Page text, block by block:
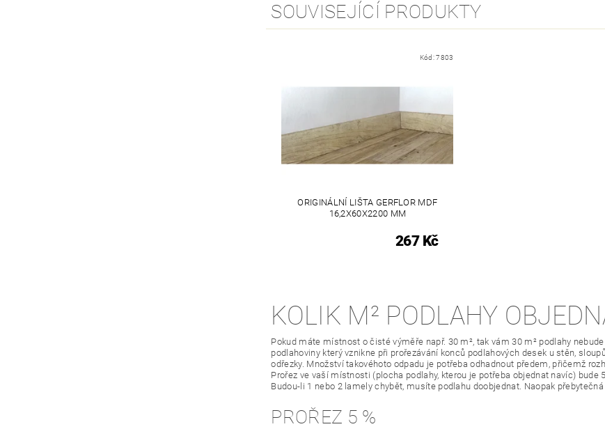
SOUVISEJÍCÍ PRODUKTY
Kód:7803
ORIGINÁLNÍ LIŠTA GERFLOR MDF
16,2X60X2200 MM
267 Kč
KOLIK M² PODLAHY
Pokud máte místnost o čisté výměře např. 30 m², tak vám 30 m² podlahy
podlahoviny který vznikne při prořezávání konců podlahových desek u stěn,
odřezky. Množství takovéhoto odpadu je potřeba odhadnout předem, přičemž
Prořez ve vaší místnosti (plocha podlahy, kterou je potřeba objednat navíc) bude
Budou-li 1 nebo 2 lamely chybět, musíte podlahu doobjednat. Naopak
PROŘEZ 5 %